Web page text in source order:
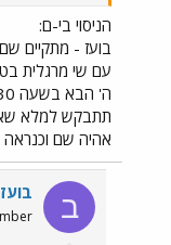
הניסוי בי-ם:
בועז - מתקיים
תתבקש למלא שאלון
אהיה שם
ב